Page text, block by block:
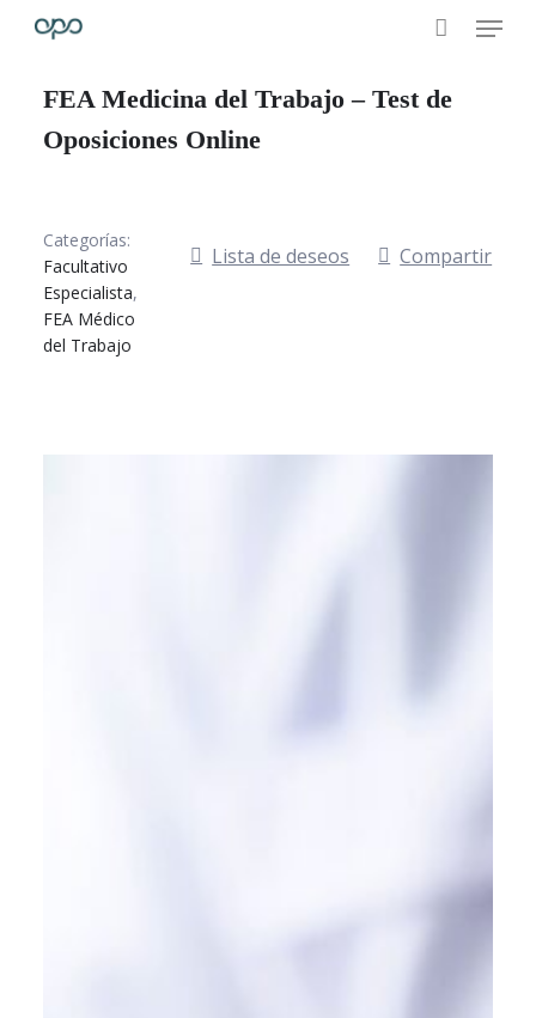
Skip
content
Menu
FEA Medicina del Trabajo – Test de
Oposiciones Online
Categorías:
Facultativo
Especialista,
FEA Médico
del Trabajo
Lista de deseos Compartir